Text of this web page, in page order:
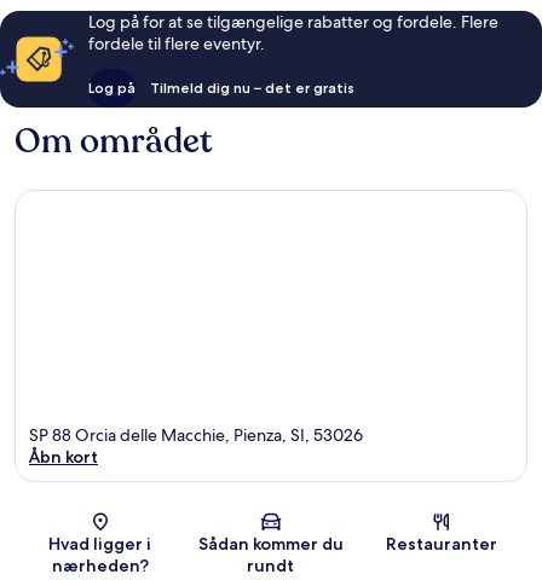
Log på for at se tilgængelige rabatter og fordele. Flere
fordele til flere eventyr.
Log på Tilmeld dig nu – det er gratis
Om området
Kort
SP 88 Orcia delle Macchie, Pienza, SI, 53026
Åbn kort
Hvad ligger i
nærheden?
Sådan kommer du
rundt
Restauranter